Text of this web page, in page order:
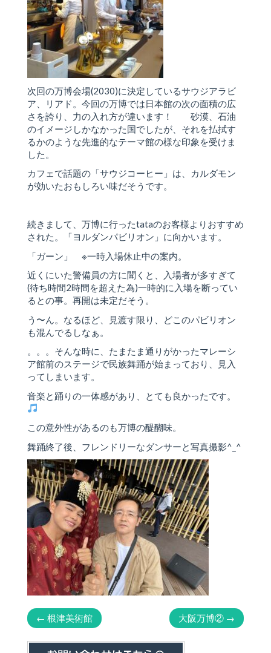
次回の万博会場(2030)に決定しているサウジアラビ
ア、リアド。今回の万博では日本館の次の面積の広
さを誇り、力の入れ方が違います！ 砂漠、石油
のイメージしかなかった国でしたが、それを払拭す
るかのような先進的なテーマ館の様な印象を受けま
した。
カフェで話題の「サウジコーヒー」は、カルダモン
が効いたおもしろい味だそうです。
続きまして、万博に行ったtataのお客様よりおすすめ
された。「ヨルダンパビリオン」に向かいます。
「ガーン」 ※一時入場休止中の案内。
近くにいた警備員の方に聞くと、入場者が多すぎて
(待ち時間2時間を超えた為)一時的に入場を断ってい
るとの事。再開は未定だそう。
う〜ん。なるほど、見渡す限り、どこのパビリオン
も混んでるしなぁ。
。。。そんな時に、たまたま通りがかったマレーシ
ア館前のステージで民族舞踊が始まっており、見入
ってしまいます。
音楽と踊りの一体感があり、とても良かったです。
この意外性があるのも万博の醍醐味。
舞踊終了後、フレンドリーなダンサーと写真撮影^_^
← 根津美術館 大阪万博② →